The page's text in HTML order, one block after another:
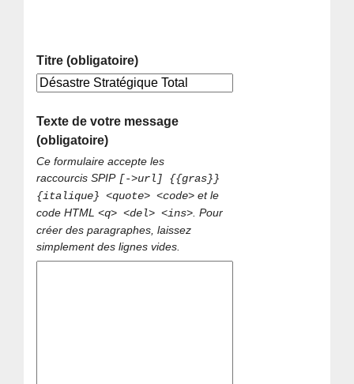
Titre (obligatoire)
Texte de votre message
(obligatoire)
Ce formulaire accepte les
raccourcis SPIP [->url] {{gras}}
{italique} <quote> <code> et le
code HTML<q> <del> <ins> . Pour
créer des paragraphes, laissez
simplement des lignes vides.